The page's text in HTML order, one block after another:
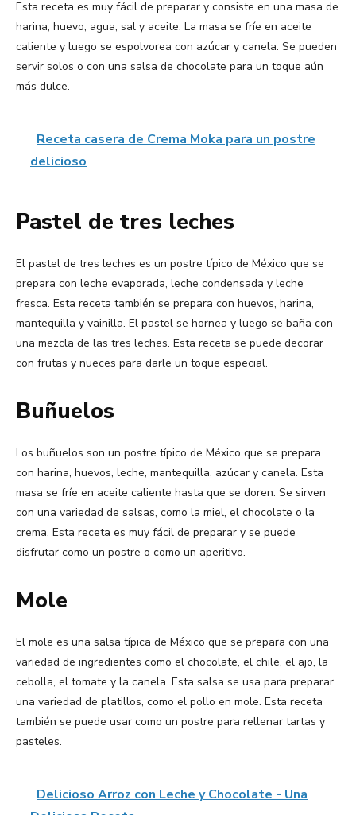
Esta receta es muy fácil de preparar y consiste en una masa de
harina, huevo, agua, sal y aceite. La masa se fríe en aceite
caliente y luego se espolvorea con azúcar y canela. Se pueden
servir solos o con una salsa de chocolate para un toque aún
más dulce.
Receta casera de Crema Moka para un postre
delicioso
Pastel de tres leches
El pastel de tres leches es un postre típico de México que se
prepara con leche evaporada, leche condensada y leche
fresca. Esta receta también se prepara con huevos, harina,
mantequilla y vainilla. El pastel se hornea y luego se baña con
una mezcla de las tres leches. Esta receta se puede decorar
con frutas y nueces para darle un toque especial.
Buñuelos
Los buñuelos son un postre típico de México que se prepara
con harina, huevos, leche, mantequilla, azúcar y canela. Esta
masa se fríe en aceite caliente hasta que se doren. Se sirven
con una variedad de salsas, como la miel, el chocolate o la
crema. Esta receta es muy fácil de preparar y se puede
disfrutar como un postre o como un aperitivo.
Mole
El mole es una salsa típica de México que se prepara con una
variedad de ingredientes como el chocolate, el chile, el ajo, la
cebolla, el tomate y la canela. Esta salsa se usa para preparar
una variedad de platillos, como el pollo en mole. Esta receta
también se puede usar como un postre para rellenar tartas y
pasteles.
Delicioso Arroz con Leche y Chocolate - Una